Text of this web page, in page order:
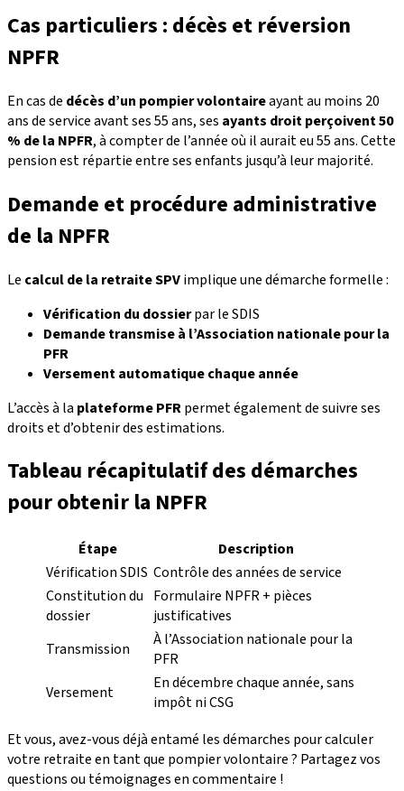
Cas particuliers : décès et réversion
NPFR
En cas de décès d’un pompier volontaireayant au moins 20
ans de service avant ses 55 ans, ses ayants droit perçoivent 50
% de la NPFR, à compter de l’année où il aurait eu 55 ans. Cette
pension est répartie entre ses enfants jusqu’à leur majorité.
Demande et procédure administrative
de la NPFR
Le calcul de la retraite SPVimplique une démarche formelle :
Vérification du dossierpar le SDIS
Demande transmise à l’Association nationale pour la
PFR
Versement automatique chaque année
L’accès à la plateforme PFRpermet également de suivre ses
droits et d’obtenir des estimations.
Tableau récapitulatif des démarches
pour obtenir la NPFR
Étape
Description
Vérification SDIS Contrôle des années de service
Constitution du
dossier
Formulaire NPFR + pièces
justificatives
Transmission
À l’Association nationale pour la
PFR
Versement
En décembre chaque année, sans
impôt ni CSG
Et vous, avez-vous déjà entamé les démarches pour calculer
votre retraite en tant que pompier volontaire ? Partagez vos
questions ou témoignages en commentaire !